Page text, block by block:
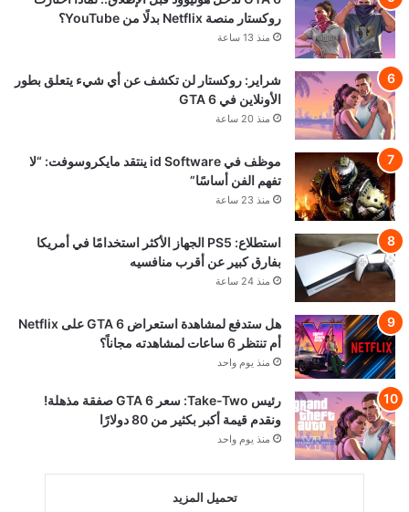
روكستار منصة Netflix بدلًا من YouTube؟
منذ 13 ساعة
شراير: روكستار لن تكشف عن أي شيء يتعلق بطور
الأونلاين في GTA 6
منذ 20 ساعة
موظف في id Software ينتقد مايكروسوفت: “لا
تفهم الفن أساسًا”
منذ 23 ساعة
استطلاع: PS5 الجهاز الأكثر استخدامًا في أمريكا
بفارق كبير عن أقرب منافسيه
منذ 24 ساعة
هل ستدفع لمشاهدة استعراض GTA 6 على Netflix
أم تنتظر 6 ساعات لمشاهدته مجاناً؟
منذ يوم واحد
رئيس Take-Two: سعر GTA 6 صفقة مذهلة!
ونقدم قيمة أكبر بكثير من 80 دولارًا
منذ يوم واحد
تحميل المزيد